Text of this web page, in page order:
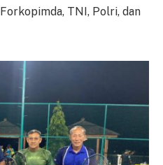
TNI, Polri, dan